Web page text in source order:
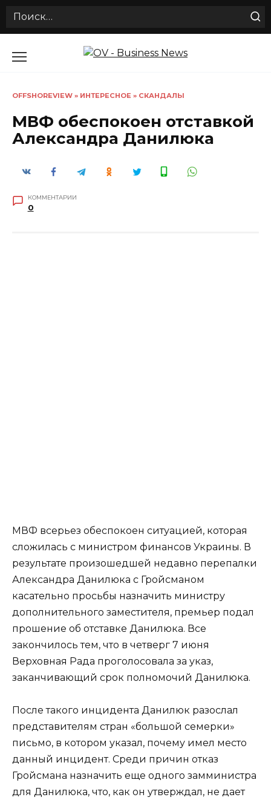
Search
OFFSHOREVIEW » ИНТЕРЕСНОЕ » СКАНДАЛЫ
МВФ обеспокоен отставкой
Александра Данилюка
КОММЕНТАРИИ
0
МВФ всерьез обеспокоен ситуацией, которая
сложилась с министром финансов Украины. В
результате произошедшей недавно перепалки
Александра Данилюка с Гройсманом
касательно просьбы назначить министру
дополнительного заместителя, премьер подал
прошение об отставке Данилюка. Все
закончилось тем, что в четверг 7 июня
Верховная Рада проголосовала за указ,
заканчивающий срок полномочий Данилюка.
После такого инцидента Данилюк разослал
представителям стран «большой семерки»
письмо, в котором указал, почему имел место
данный инцидент. Среди причин отказ
Гройсмана назначить еще одного замминистра
для Данилюка, что, как он утверждал, не дает